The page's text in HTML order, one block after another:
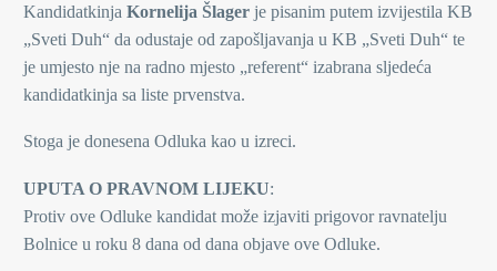
Kandidatkinja Kornelija Šlager je pisanim putem izvijestila KB
„Sveti Duh“ da odustaje od zapošljavanja u KB „Sveti Duh“ te
je umjesto nje na radno mjesto „referent“ izabrana sljedeća
kandidatkinja sa liste prvenstva.
Stoga je donesena Odluka kao u izreci.
UPUTA O PRAVNOM LIJEKU:
Protiv ove Odluke kandidat može izjaviti prigovor ravnatelju
Bolnice u roku 8 dana od dana objave ove Odluke.